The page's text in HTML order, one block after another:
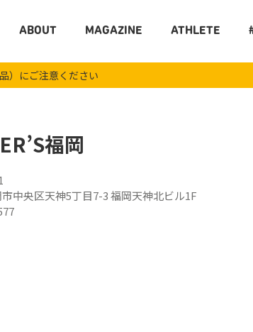
）にご注意ください
ABOUT MAGAZINE ATHLETE
福岡
中央区天神5丁目7-3 福岡天神北ビル1F